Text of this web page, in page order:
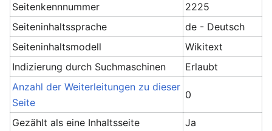
Seitenkennnummer
2225
Seiteninhaltssprache
de - Deutsch
Seiteninhaltsmodell
Wikitext
Indizierung durch Suchmaschinen
Erlaubt
Anzahl der Weiterleitungen zu dieser
Seite
0
Gezählt als eine Inhaltsseite Ja